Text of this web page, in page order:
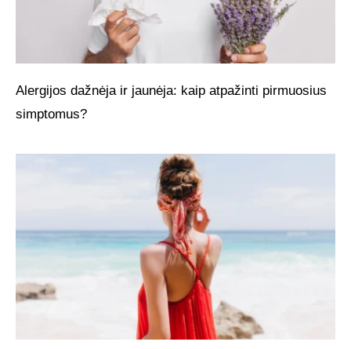
Alergijos dažnėja ir jaunėja: kaip atpažinti pirmuosius
simptomus?